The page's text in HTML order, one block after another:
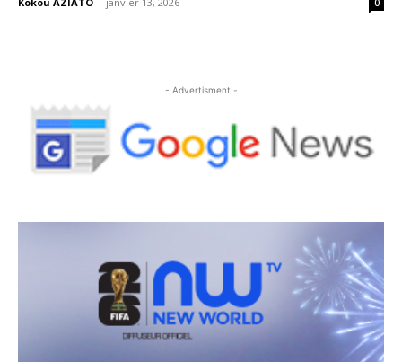
0
- Advertisment -